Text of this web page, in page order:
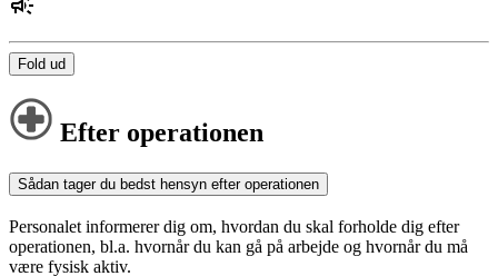
Fold ud
Efter operationen
Sådan tager du bedst hensyn efter operationen
Personalet informerer dig om, hvordan du skal forholde dig efter
operationen, bl.a. hvornår du kan gå på arbejde og hvornår du må
være fysisk aktiv.